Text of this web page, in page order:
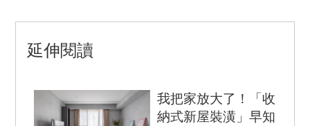
延伸閱讀
我把家放大了！「收
納式新屋裝潢」早知